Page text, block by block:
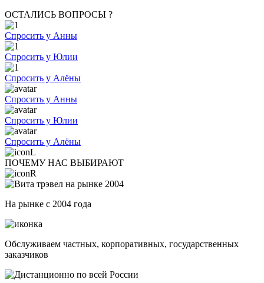
ОСТАЛИСЬ ВОПРОСЫ ?
Спросить у Анны
Спросить у Юлии
Спросить у Алёны
Спросить у Анны
Спросить у Юлии
Спросить у Алёны
ПОЧЕМУ НАС ВЫБИРАЮТ
На рынке с 2004 года
Обслуживаем частных, корпоративных, государственных
заказчиков